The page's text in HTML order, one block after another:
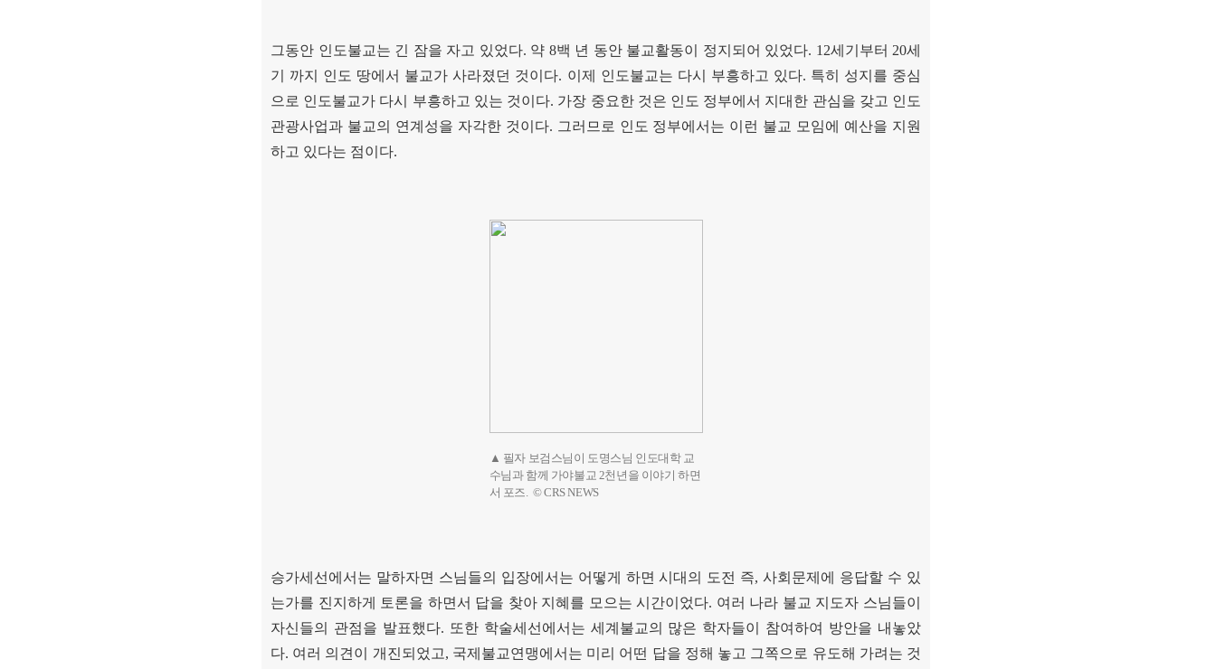
그동안 인도불교는 긴 잠을 자고 있었다. 약 8백 년 동안 불교활동이 정지되어 있었다. 12세기부터 20세
기 까지 인도 땅에서 불교가 사라졌던 것이다. 이제 인도불교는 다시 부흥하고 있다. 특히 성지를 중심
으로 인도불교가 다시 부흥하고 있는 것이다. 가장 중요한 것은 인도 정부에서 지대한 관심을 갖고 인도
관광사업과 불교의 연계성을 자각한 것이다. 그러므로 인도 정부에서는 이런 불교 모임에 예산을 지원
하고 있다는 점이다.
▲ 필자 보검스님이 도명스님 인도대학 교
수님과 함께 가야불교 2천년을 이야기 하면
서 포즈. © CRS NEWS
승가세선에서는 말하자면 스님들의 입장에서는 어떻게 하면 시대의 도전 즉,사회문제에 응답할 수 있
는가를 진지하게 토론을 하면서 답을 찾아 지혜를 모으는 시간이었다. 여러 나라 불교 지도자 스님들이
자신들의 관점을 발표했다. 또한 학술세선에서는 세계불교의 많은 학자들이 참여하여 방안을 내놓았
다. 여러 의견이 개진되었고, 국제불교연맹에서는 미리 어떤 답을 정해 놓고 그쪽으로 유도해 가려는 것